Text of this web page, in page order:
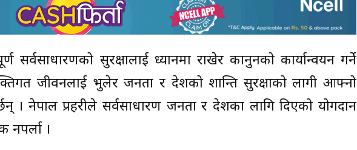
सर्वसाधारणको सुरक्षालाई ध्यानमा राखेर कानुनको कार्यान्वयन गर्ने
जीवनलाई भुलेर जनता र देशको शान्ति सुरक्षाको लागी आफ्नो
। नेपाल प्रहरीले सर्वसाधारण जनता र देशका लागि दिएको योगदान
।